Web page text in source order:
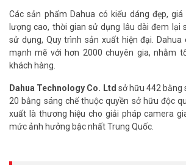
Các sản phẩm Dahua có kiểu dáng đẹp,
lượng cao, thời gian sử dụng lâu dài đem lại
sử dụng, Quy trình sản xuất hiện đại. Dahua
mạnh mẽ với hơn 2000 chuyên gia, nhằm
khách hàng.
Dahua Technology Co. Ltd sở hữu 442 bằng
20 bằng sáng chế thuộc quyền sở hữu độc
xuất là thương hiệu cho giải pháp camera
mức ảnh hưởng bậc nhất Trung Quốc.